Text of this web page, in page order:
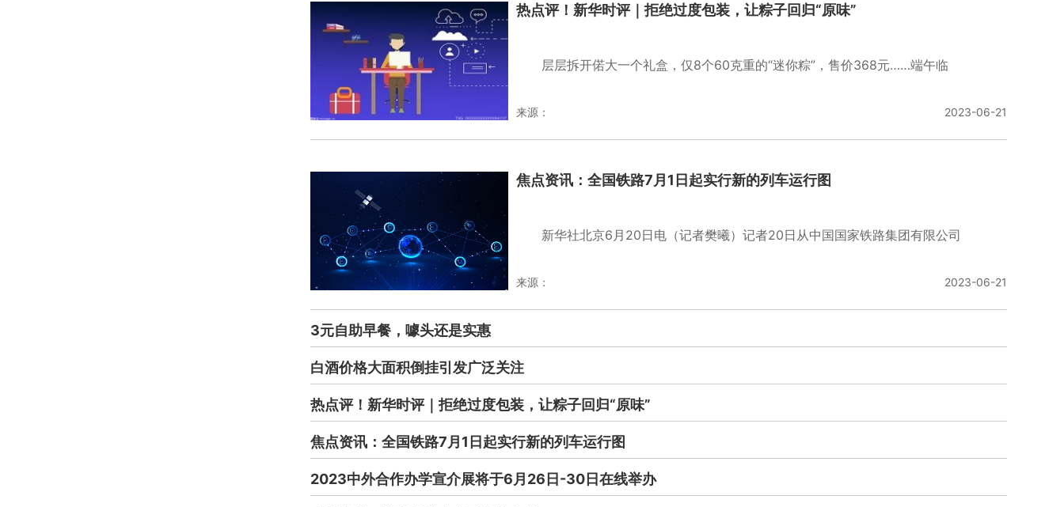
热点评！新华时评｜拒绝过度包装，让粽子回归“原味”
层层拆开偌大一个礼盒，仅8个60克重的“迷你粽”，售价368元……端午临
来源： 2023-06-21
焦点资讯：全国铁路7月1日起实行新的列车运行图
新华社北京6月20日电（记者樊曦）记者20日从中国国家铁路集团有限公司
来源： 2023-06-21
3元自助早餐，噱头还是实惠
白酒价格大面积倒挂引发广泛关注
热点评！新华时评｜拒绝过度包装，让粽子回归“原味”
焦点资讯：全国铁路7月1日起实行新的列车运行图
2023中外合作办学宣介展将于6月26日-30日在线举办